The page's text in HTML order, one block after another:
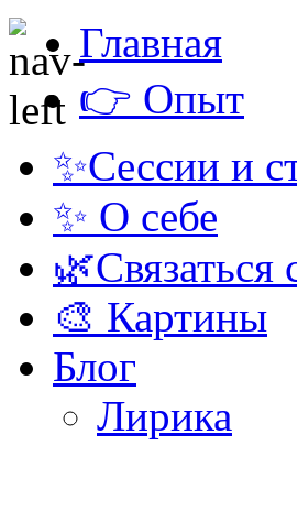
Главная
👉 Опыт
✨Сессии и
✨ О себе
🌿Связаться
🎨 Картины
Блог
Лирика